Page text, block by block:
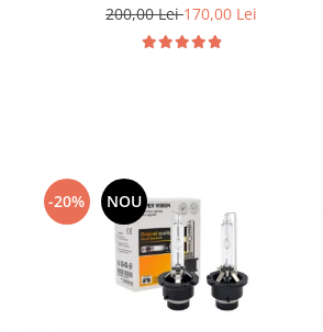
200,00 Lei170,00 Lei
-20% NOU